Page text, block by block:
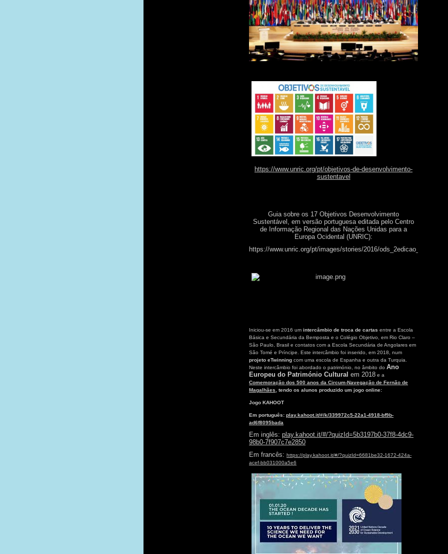
https://www.unric.org/pt/objetivos-de-desenvolvimento-
sustentavel
Guia sobre os 17 Objetivos Desenvolvimento
Sustentável, em versão portuguesa editada pelo Centro
de Informação Regional das Nações Unidas para a
Europa Ocidental (UNRIC):
https://www.unric.org/pt/images/stories/2016/
Iniciou-se em 2016 um intercâmbio de troca de cartas entre a Escola
Básica e Secundária da Bemposta e o Colégio Objetivo, em Rio Claro –
São Paulo, Brasil e contatos com a Escola Secundária de Angolares em
São Tomé e Príncipe. Este intercâmbio foi inserido, em 2018, num
projeto eTwinning com uma escola de Espanha e outra da Turquia.
Neste intercâmbio foi abordado o património, no âmbito do Ano
Europeu do Património Cultural em 2018 e a
Comemoração dos 500 anos da Circum-Navegação de Fernão de
Magalhães , tendo os alunos produzido um jogo online:
Jogo KAHOOT
Em português: play.kahoot.it/#/k/339972c5-22a1-4918-bf9b-
ad6f8095bada
Em inglês: play.kahoot.it/#/?quizId=5b3197b0-37f8-4dc9-
98b0-7f907c7e2850
Em francês: https://play.kahoot.it/#/?quizId=6681be32-1672-424a-
acef-bb031000a5e6